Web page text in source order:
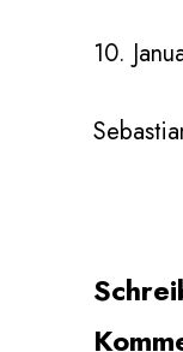
10.